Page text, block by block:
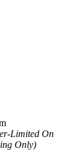
Limited On
Only)